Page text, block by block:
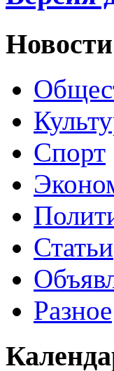
Новости
Спорт
Статьи
Разное